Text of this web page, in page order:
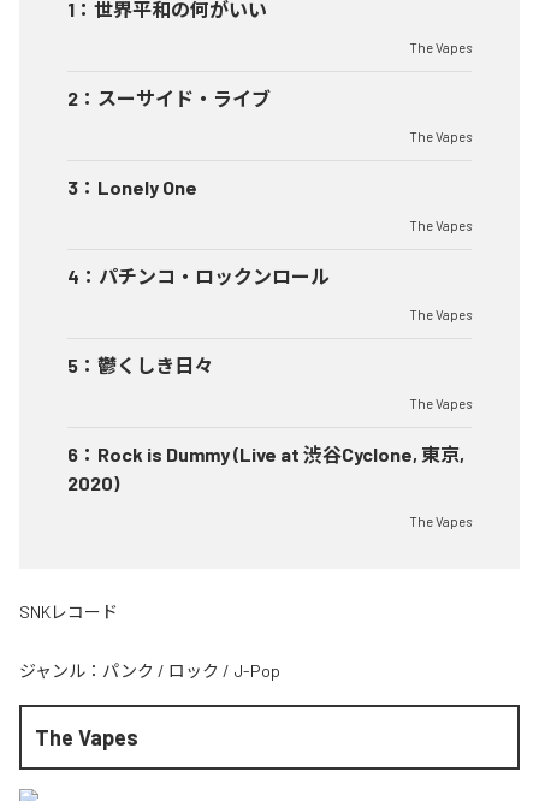
1 ： 世界平和の何がいい
The Vapes
2 ： スーサイド・ライブ
The Vapes
3 ： Lonely One
The Vapes
4 ： パチンコ・ロックンロール
The Vapes
5 ： 鬱くしき日々
The Vapes
6 ： Rock is Dummy (Live at 渋谷Cyclone, 東京,
2020)
The Vapes
SNKレコード
ジャンル： パンク / ロック / J-Pop
The Vapes